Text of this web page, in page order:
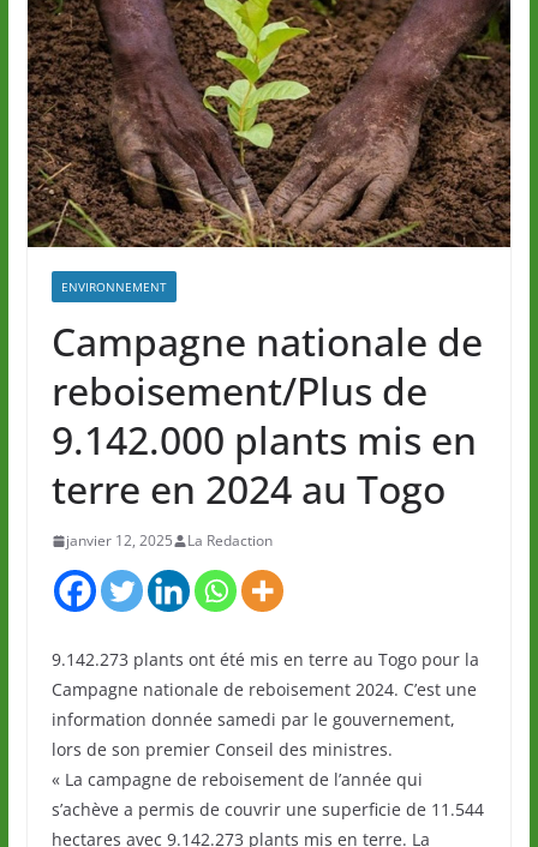
ENVIRONNEMENT
Campagne nationale de
reboisement/Plus de
9.142.000 plants mis en
terre en 2024 au Togo
janvier 12, 2025 La Redaction
9.142.273 plants ont été mis en terre au Togo pour la
Campagne nationale de reboisement 2024. C’est une
information donnée samedi par le gouvernement,
lors de son premier Conseil des ministres.
« La campagne de reboisement de l’année qui
s’achève a permis de couvrir une superficie de 11.544
hectares avec 9.142.273 plants mis en terre. La